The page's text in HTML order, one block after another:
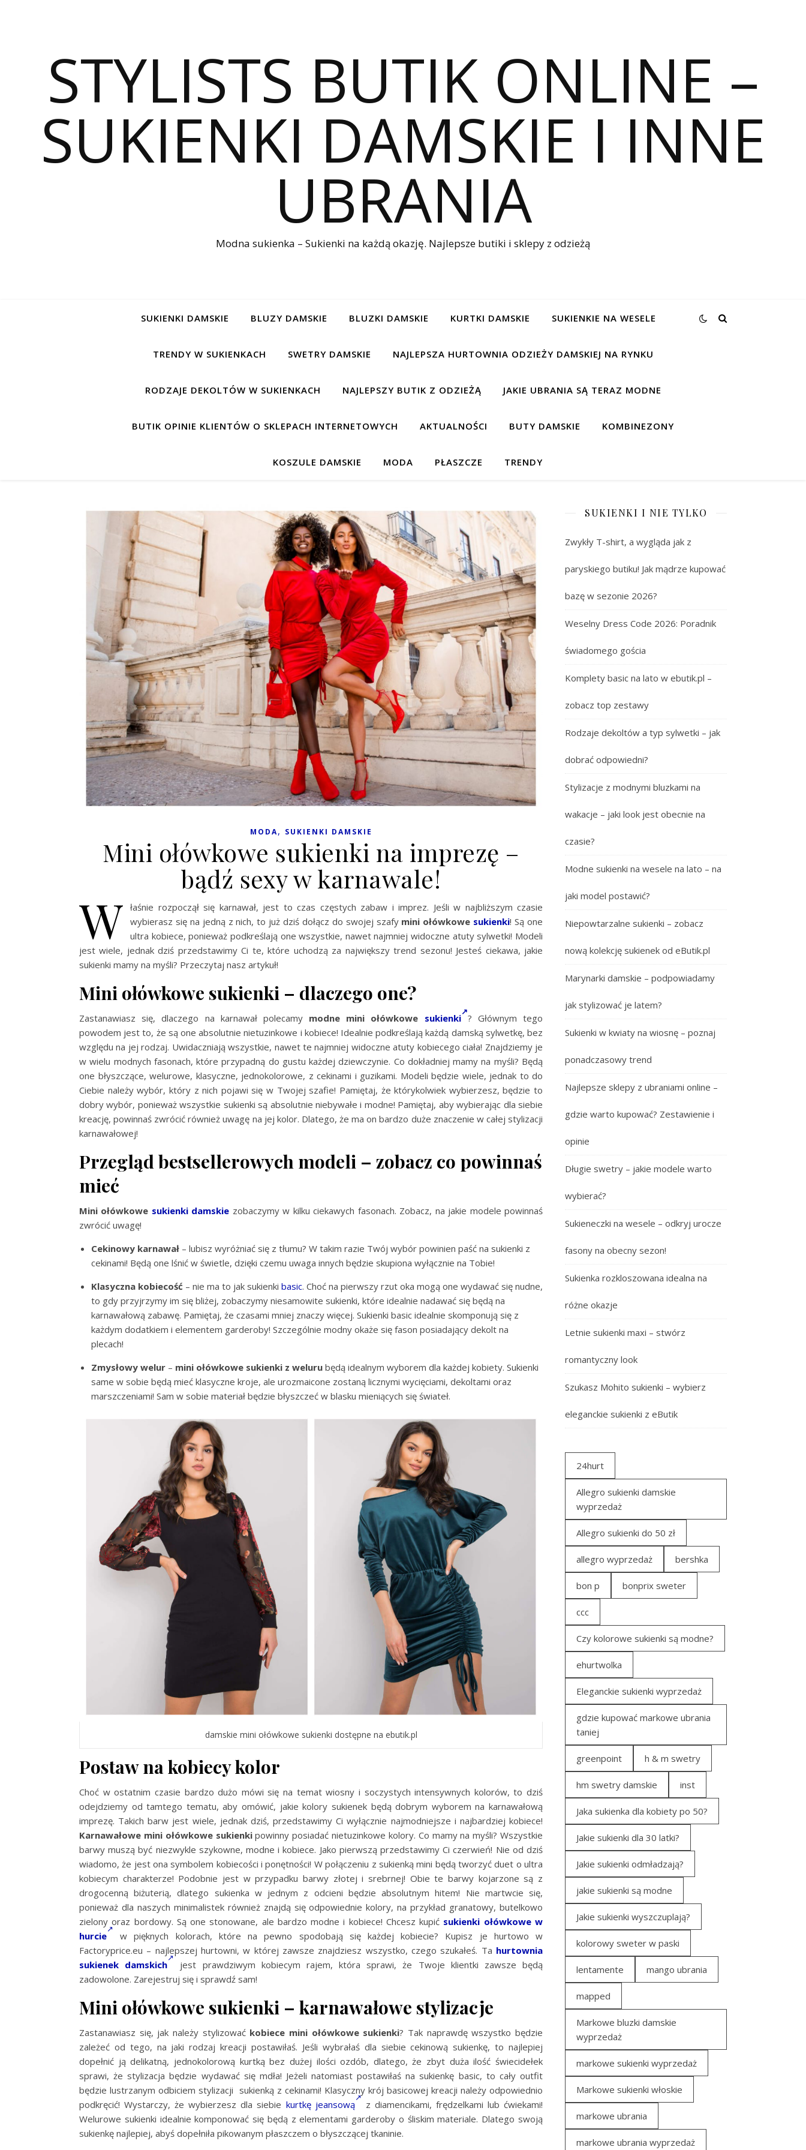
STYLISTS BUTIK ONLINE –
SUKIENKI DAMSKIE I INNE
UBRANIA
Modna sukienka – Sukienki na każdą okazję. Najlepsze butiki i sklepy z odzieżą
SUKIENKI DAMSKIE BLUZY DAMSKIE BLUZKI DAMSKIE KURTKI DAMSKIE SUKIENKIE NA WESELE
TRENDY W SUKIENKACH SWETRY DAMSKIE NAJLEPSZA HURTOWNIA ODZIEŻY DAMSKIEJ NA RYNKU
RODZAJE DEKOLTÓW W SUKIENKACH NAJLEPSZY BUTIK Z ODZIEŻĄ JAKIE UBRANIA SĄ TERAZ MODNE
BUTIK OPINIE KLIENTÓW O SKLEPACH INTERNETOWYCH AKTUALNOŚCI BUTY DAMSKIE KOMBINEZONY
KOSZULE DAMSKIE MODA PŁASZCZE TRENDY
MODA, SUKIENKI DAMSKIE
Mini ołówkowe sukienki na imprezę –
bądź sexy w karnawale!
W łaśnie rozpoczął się karnawał, jest to czas częstych zabaw i imprez. Jeśli w najbliższym czasie
wybierasz się na jedną z nich, to już dziś dołącz do swojej szafy mini ołówkowe sukienki! Są one
ultra kobiece, ponieważ podkreślają one wszystkie, nawet najmniej widoczne atuty sylwetki! Modeli
jest wiele, jednak dziś przedstawimy Ci te, które uchodzą za największy trend sezonu! Jesteś ciekawa, jakie
sukienki mamy na myśli? Przeczytaj nasz artykuł!
Mini ołówkowe sukienki – dlaczego one?
Zastanawiasz się, dlaczego na karnawał polecamy modne mini ołówkowe sukienki ? Głównym tego
powodem jest to, że są one absolutnie nietuzinkowe i kobiece! Idealnie podkreślają każdą damską sylwetkę, bez
względu na jej rodzaj. Uwidaczniają wszystkie, nawet te najmniej widoczne atuty kobiecego ciała! Znajdziemy je
w wielu modnych fasonach, które przypadną do gustu każdej dziewczynie. Co dokładniej mamy na myśli? Będą
one błyszczące, welurowe, klasyczne, jednokolorowe, z cekinami i guzikami. Modeli będzie wiele, jednak to do
Ciebie należy wybór, który z nich pojawi się w Twojej szafie! Pamiętaj, że którykolwiek wybierzesz, będzie to
dobry wybór, ponieważ wszystkie sukienki są absolutnie niebywałe i modne! Pamiętaj, aby wybierając dla siebie
kreację, powinnaś zwrócić również uwagę na jej kolor. Dlatego, że ma on bardzo duże znaczenie w całej stylizacji
karnawałowej!
Przegląd bestsellerowych modeli – zobacz co powinnaś
mieć
Mini ołówkowe sukienki damskie zobaczymy w kilku ciekawych fasonach. Zobacz, na jakie modele powinnaś
zwrócić uwagę!
Cekinowy karnawał – lubisz wyróżniać się z tłumu? W takim razie Twój wybór powinien paść na sukienki z
cekinami! Będą one lśnić w świetle, dzięki czemu uwaga innych będzie skupiona wyłącznie na Tobie!
Klasyczna kobiecość – nie ma to jak sukienki basic. Choć na pierwszy rzut oka mogą one wydawać się nudne,
to gdy przyjrzymy im się bliżej, zobaczymy niesamowite sukienki, które idealnie nadawać się będą na
karnawałową zabawę. Pamiętaj, że czasami mniej znaczy więcej. Sukienki basic idealnie skomponują się z
każdym dodatkiem i elementem garderoby! Szczególnie modny okaże się fason posiadający dekolt na
plecach!
Zmysłowy welur – mini ołówkowe sukienki z weluru będą idealnym wyborem dla każdej kobiety. Sukienki
same w sobie będą mieć klasyczne kroje, ale urozmaicone zostaną licznymi wycięciami, dekoltami oraz
marszczeniami! Sam w sobie materiał będzie błyszczeć w blasku mieniących się świateł.
damskie mini ołówkowe sukienki dostępne na ebutik.pl
Postaw na kobiecy kolor
Choć w ostatnim czasie bardzo dużo mówi się na temat wiosny i soczystych intensywnych kolorów, to dziś
odejdziemy od tamtego tematu, aby omówić, jakie kolory sukienek będą dobrym wyborem na karnawałową
imprezę. Takich barw jest wiele, jednak dziś, przedstawimy Ci wyłącznie najmodniejsze i najbardziej kobiece!
Karnawałowe mini ołówkowe sukienkipowinny posiadać nietuzinkowe kolory. Co mamy na myśli? Wszystkie
barwy muszą być niezwykle szykowne, modne i kobiece. Jako pierwszą przedstawimy Ci czerwień! Nie od dziś
wiadomo, że jest ona symbolem kobiecości i ponętności! W połączeniu z sukienką mini będą tworzyć duet o ultra
kobiecym charakterze! Podobnie jest w przypadku barwy złotej i srebrnej! Obie te barwy kojarzone są z
drogocenną biżuterią, dlatego sukienka w jednym z odcieni będzie absolutnym hitem! Nie martwcie się,
ponieważ dla naszych minimalistek również znajdą się odpowiednie kolory, na przykład granatowy, butelkowo
zielony oraz bordowy. Są one stonowane, ale bardzo modne i kobiece! Chcesz kupić sukienki ołówkowe w
hurcie
w pięknych kolorach, które na pewno spodobają się każdej kobiecie? Kupisz je hurtowo w
Factoryprice.eu – najlepszej hurtowni, w której zawsze znajdziesz wszystko, czego szukałeś. Ta hurtownia
sukienek damskich
jest prawdziwym kobiecym rajem, która sprawi, że Twoje klientki zawsze będą
zadowolone. Zarejestruj się i sprawdź sam!
Mini ołówkowe sukienki – karnawałowe stylizacje
Zastanawiasz się, jak należy stylizowaćkobiece mini ołówkowe sukienki? Tak naprawdę wszystko będzie
zależeć od tego, na jaki rodzaj kreacji postawiłaś. Jeśli wybrałaś dla siebie cekinową sukienkę, to najlepiej
dopełnić ją delikatną, jednokolorową kurtką bez dużej ilości ozdób, dlatego, że zbyt duża ilość świecidełek
sprawi, że stylizacja będzie wydawać się mdła! Jeżeli natomiast postawiłaś na sukienkę basic, to cały outfit
będzie lustrzanym odbiciem stylizacji sukienką z cekinami! Klasyczny krój basicowej kreacji należy odpowiednio
podkręcić! Wystarczy, że wybierzesz dla siebie kurtkę jeansową
z diamencikami, frędzelkami lub ćwiekami!
Welurowe sukienki idealnie komponować się będą z elementami garderoby o śliskim materiale. Dlatego swoją
sukienkę najlepiej, abyś dopełniła pikowanym płaszczem o błyszczącej tkaninie.
SUKIENKI I NIE TYLKO
Zwykły T-shirt, a wygląda jak z
paryskiego butiku! Jak mądrze kupować
bazę w sezonie 2026?
Weselny Dress Code 2026: Poradnik
świadomego gościa
Komplety basic na lato w ebutik.pl –
zobacz top zestawy
Rodzaje dekoltów a typ sylwetki – jak
dobrać odpowiedni?
Stylizacje z modnymi bluzkami na
wakacje – jaki look jest obecnie na
czasie?
Modne sukienki na wesele na lato – na
jaki model postawić?
Niepowtarzalne sukienki – zobacz
nową kolekcję sukienek od eButik.pl
Marynarki damskie – podpowiadamy
jak stylizować je latem?
Sukienki w kwiaty na wiosnę – poznaj
ponadczasowy trend
Najlepsze sklepy z ubraniami online –
gdzie warto kupować? Zestawienie i
opinie
Długie swetry – jakie modele warto
wybierać?
Sukieneczki na wesele – odkryj urocze
fasony na obecny sezon!
Sukienka rozkloszowana idealna na
różne okazje
Letnie sukienki maxi – stwórz
romantyczny look
Szukasz Mohito sukienki – wybierz
eleganckie sukienki z eButik
24hurt
Allegro sukienki damskie
wyprzedaż
Allegro sukienki do 50 zł
allegro wyprzedaż bershka
bon p bonprix sweter
ccc
Czy kolorowe sukienki są modne?
ehurtwolka
Eleganckie sukienki wyprzedaż
gdzie kupować markowe ubrania
taniej
greenpoint h & m swetry
hm swetry damskie inst
Jaka sukienka dla kobiety po 50?
Jakie sukienki dla 30 latki?
Jakie sukienki odmładzają?
jakie sukienki są modne
Jakie sukienki wyszczuplają?
kolorowy sweter w paski
lentamente mango ubrania
mapped
Markowe bluzki damskie
wyprzedaż
markowe sukienki wyprzedaż
Markowe sukienki włoskie
markowe ubrania
markowe ubrania wyprzedaż